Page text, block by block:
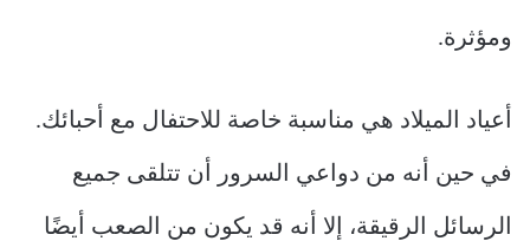
ومؤثرة.
أعياد الميلاد هي مناسبة خاصة للاحتفال مع أحبائك.
في حين أنه من دواعي السرور أن تتلقى جميع
الرسائل الرقيقة، إلا أنه قد يكون من الصعب أيضًا